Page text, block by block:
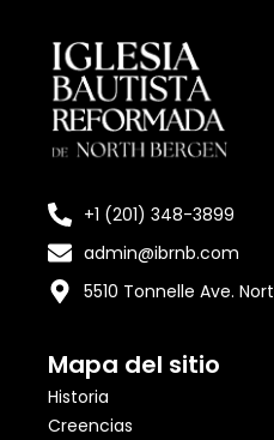
+1 (201) 348-3899
admin@ibrnb.com
5510 Tonnelle Ave.
Mapa del sitio
Historia
Creencias